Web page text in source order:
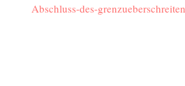
Abschluss-des-